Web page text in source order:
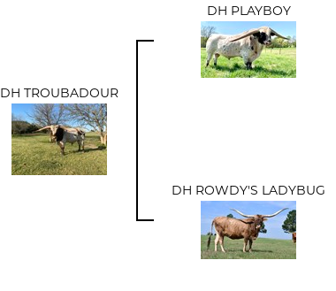
DH TROUBADOUR
DH PLAYBOY
DH ROWDY'S LADYBUG